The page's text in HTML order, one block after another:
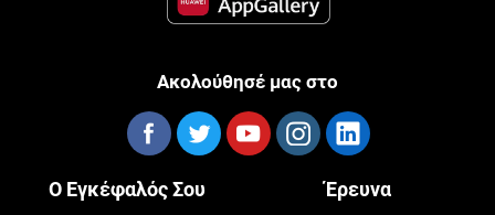
Ακολούθησέ μας στο
Ο Εγκέφαλός Σου Έρευνα